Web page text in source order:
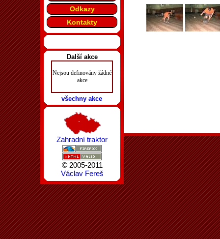
Odkazy
Kontakty
Další akce
Nejsou definovány žádné
akce
všechny akce
Zahradní traktor
© 2005-2011
Václav Fereš